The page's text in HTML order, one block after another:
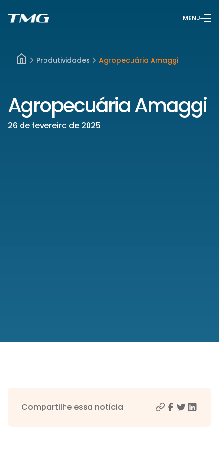
MENU
Produtividades Agropecuária Amaggi
Agropecuária Amaggi
26 de fevereiro de 2025
Compartilhe essa notícia